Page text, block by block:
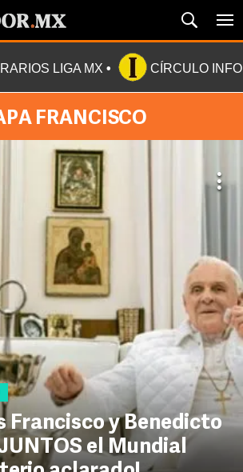
LIGA MX CÍRCULO
FRANCISCO
Francisco y Benedicto
el Mundial